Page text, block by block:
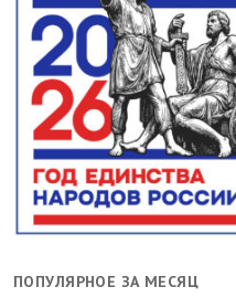
ПОПУЛЯРНОЕ ЗА МЕСЯЦ